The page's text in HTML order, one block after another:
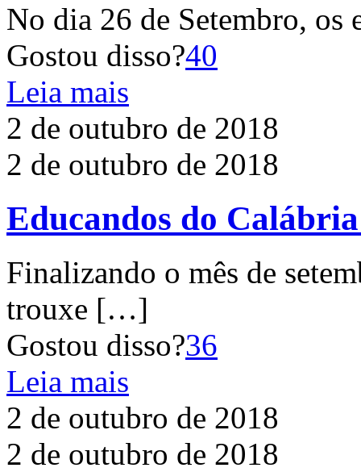
No dia 26 de Setembro, os
Gostou disso?40
Leia mais
2 de outubro de 2018
2 de outubro de 2018
Educandos do
Finalizando o mês de
trouxe […]
Gostou disso?36
Leia mais
2 de outubro de 2018
2 de outubro de 2018